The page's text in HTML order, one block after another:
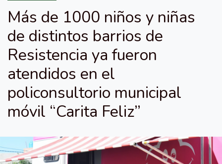
Más de 1000 niños y niñas
de distintos barrios de
Resistencia ya fueron
atendidos en el
policonsultorio municipal
móvil “Carita Feliz”